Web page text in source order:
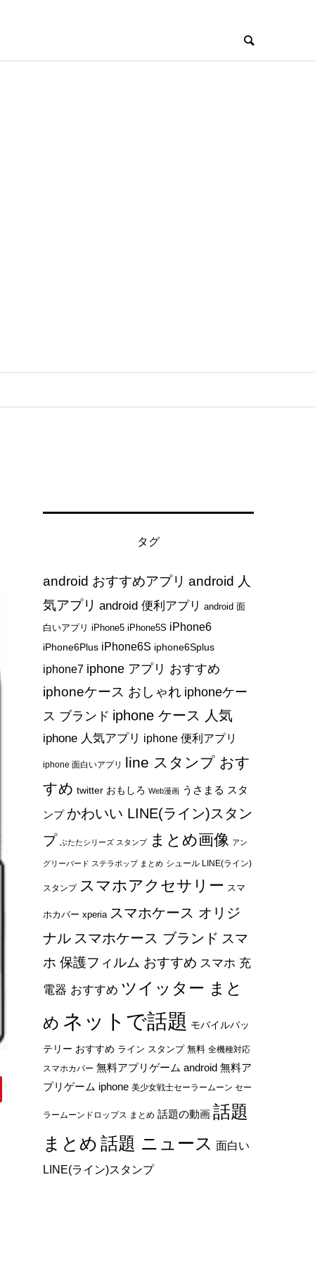
タグ
android おすすめアプリ android 人
気アプリ android 便利アプリ android 面
白いアプリ iPhone5 iPhone5S iPhone6
iPhone6Plus iPhone6S iphone6Splus
iphone7 iphone アプリ おすすめ
iphoneケース おしゃれ iphoneケー
ス ブランド iphone ケース 人気
iphone 人気アプリ iphone 便利アプリ
iphone 面白いアプリ line スタンプ おす
すめ twitter おもしろ Web漫画 うさまる スタ
ンプ かわいい LINE(ライン)スタン
プ ぶたたシリーズ スタンプ まとめ画像 アン
グリーバード ステラポップ まとめ シュール LINE(ライン)
スタンプ スマホアクセサリー スマ
ホカバー xperia スマホケース オリジ
ナル スマホケース ブランド スマ
ホ 保護フィルム おすすめ スマホ 充
電器 おすすめ ツイッター まと
め ネットで話題 モバイルバッ
テリー おすすめ ライン スタンプ 無料 全機種対応
スマホカバー 無料アプリゲーム android 無料ア
プリゲーム iphone 美少女戦士セーラームーン セー
ラームーンドロップス まとめ 話題の動画 話題
まとめ 話題 ニュース 面白い
LINE(ライン)スタンプ